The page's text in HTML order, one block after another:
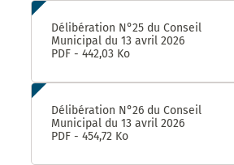
Délibération N°25 du Conseil
Municipal du 13 avril 2026
PDF - 442,03 Ko
Délibération N°26 du Conseil
Municipal du 13 avril 2026
PDF - 454,72 Ko